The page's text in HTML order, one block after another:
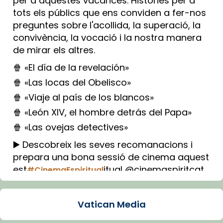
tots els públics que ens conviden a fer-nos
preguntes sobre l'acollida, la superació, la
convivència, la vocació i la nostra manera
de mirar els altres.
🍿 «El día de la revelación»
🍿 «Las locas del Obelisco»
🍿 «Viaje al país de los blancos»
🍿 «León XIV, el hombre detrás del Papa»
🍿 «Las ovejas detectives»
▶️ Descobreix les seves recomanacions i
prepara una bona sessió de cinema aquest
est#CinemaEspiritualitual @cinemaspiritcat
Imatge: Generada amb IA (OpenAI)
Vatican Media